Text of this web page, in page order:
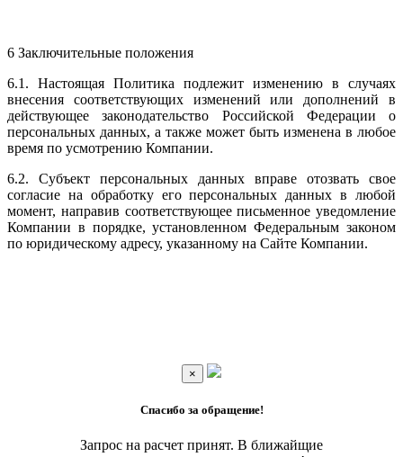
6 Заключительные положения
6.1. Настоящая Политика подлежит изменению в случаях
внесения соответствующих изменений или дополнений в
действующее законодательство Российской Федерации о
персональных данных, а также может быть изменена в любое
время по усмотрению Компании.
6.2. Субъект персональных данных вправе отозвать свое
согласие на обработку его персональных данных в любой
момент, направив соответствующее письменное уведомление
Компании в порядке, установленном Федеральным законом
по юридическому адресу, указанному на Сайте Компании.
×
Спасибо за обращение!
Запрос на расчет принят. В ближайщие